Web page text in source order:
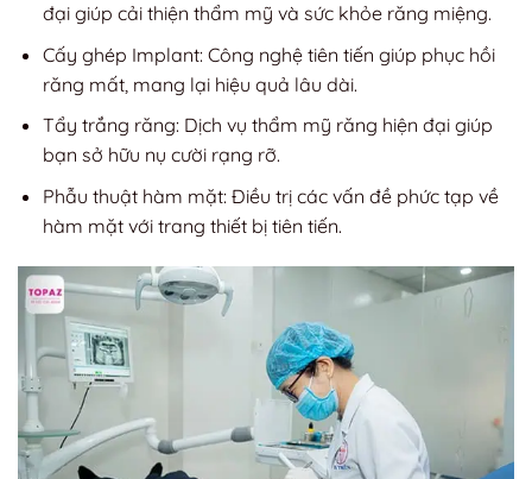
đại giúp cải thiện thẩm mỹ và sức khỏe răng miệng.
Cấy ghép Implant: Công nghệ tiên tiến giúp phục hồi
răng mất, mang lại hiệu quả lâu dài.
Tẩy trắng răng: Dịch vụ thẩm mỹ răng hiện đại giúp
bạn sở hữu nụ cười rạng rỡ.
Phẫu thuật hàm mặt: Điều trị các vấn đề phức tạp về
hàm mặt với trang thiết bị tiên tiến.